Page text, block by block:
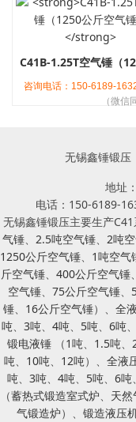
咨询电话：150-6189-
（微信
无锡鑫锤锻压
地址
电话：150-6189-
无锡鑫锤锻压主要生产C41
气锤
2.5吨空气锤 2吨
1250公斤空气锤
1吨空气
斤空气锤
400公斤空气锤
空气锤
75公斤空气锤
锤
16公斤空气锤）、 全
吨
3吨 4吨 5吨 6吨
锻电液锤 （1吨 1.5吨
吨
10吨 12吨）、 全液
吨
3吨 4吨 5吨 6吨
（蓄热式锻造室式炉 天然
气锻造炉）、 锻造液压